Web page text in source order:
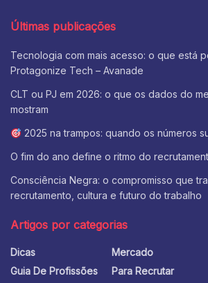
Últimas publicações
Tecnologia com mais acesso: o que está
Protagonize Tech – Avanade
CLT ou PJ em 2026: o que os dados do
mostram
2025 na trampos: quando os números
O fim do ano define o ritmo do
Consciência Negra: o compromisso que
recrutamento, cultura e futuro do trabalho
Artigos por categorias
Dicas
Guia De Profissões
Mercado
Para Recrutar